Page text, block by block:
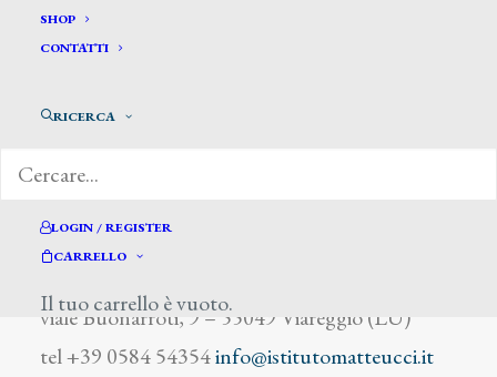
SHOP
CONTATTI
RICERCA
LOGIN / REGISTER
CARRELLO
Il tuo carrello è vuoto.
viale Buonarroti, 9 – 55049 Viareggio (LU)
tel +39 0584 54354info@istitutomatteucci.it